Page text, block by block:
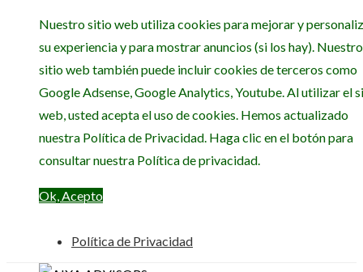
Nuestro sitio web utiliza cookies para mejorar y
su experiencia y para mostrar anuncios (si los hay). Nuestro
sitio web también puede incluir cookies de terceros como
Google Adsense, Google Analytics, Youtube. Al utilizar el
web, usted acepta el uso de cookies. Hemos actualizado
nuestra Política de Privacidad. Haga clic en el botón para
consultar nuestra Política de privacidad.
Ok, Acepto
Política de Privacidad